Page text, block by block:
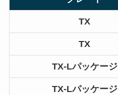
TX
TX
TX-Lパッケージ
TX-Lパッケージ